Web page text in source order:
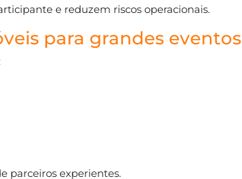
e reduzem riscos operacionais.
para grandes eventos
parceiros experientes.